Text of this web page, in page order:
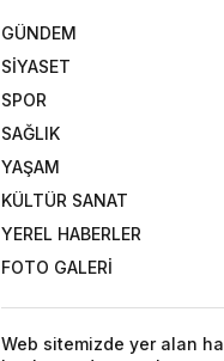
GÜNDEM
SİYASET
SPOR
SAĞLIK
YAŞAM
KÜLTÜR SANAT
YEREL HABERLER
FOTO GALERİ
Web sitemizde yer alan